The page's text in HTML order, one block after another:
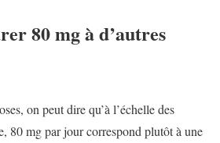
80 mg à d’autres
on peut dire qu’à l’échelle des
80 mg par jour correspond plutôt à une